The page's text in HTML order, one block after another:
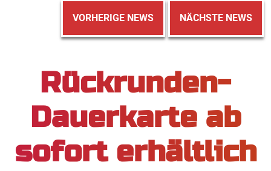
VORHERIGE NEWS NÄCHSTE NEWS
Rückrunden-
Dauerkarte ab
sofort erhältlich